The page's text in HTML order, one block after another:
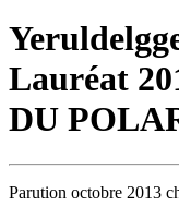
Lauréat
DU
Parution octobre 2013